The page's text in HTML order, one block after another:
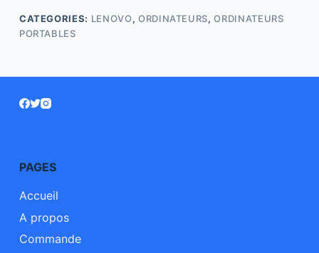
CATEGORIES: LENOVO, ORDINATEURS,ORDINATEURS
PORTABLES
PAGES
Accueil
A propos
Commande